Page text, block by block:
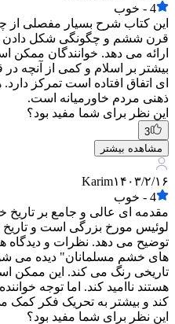
4
- خوب
این کتاب شرح بسیار مفصلی از
قرن ششم و چگونگی شکل دادن
ارائه می دهد. خوانندگان ممکن
بیشتر بر اسلام و کمی از
ای اتفاق افتاده است تمرکز
ذهنی مردم خاورمیانه است.
این نظر برای شما مفید بود؟
3
مشاهده بیشتر
Karim۱۴۰۳/۲/۱۶
4
- خوب
مقدمه ای عالی و جامع بر تاریخ
لوئیس مورخ بزرگی است و تاریخ
توضیح می دهد. نظرات و دیدگاه
های خشم مسلمانان" دیده می
تاریخی رنگ می کند. این ممکن
هستند ناامید کند. اما توجه
کند و بیشتر به تحریک فکر کمک
این نظر برای شما مفید بود؟